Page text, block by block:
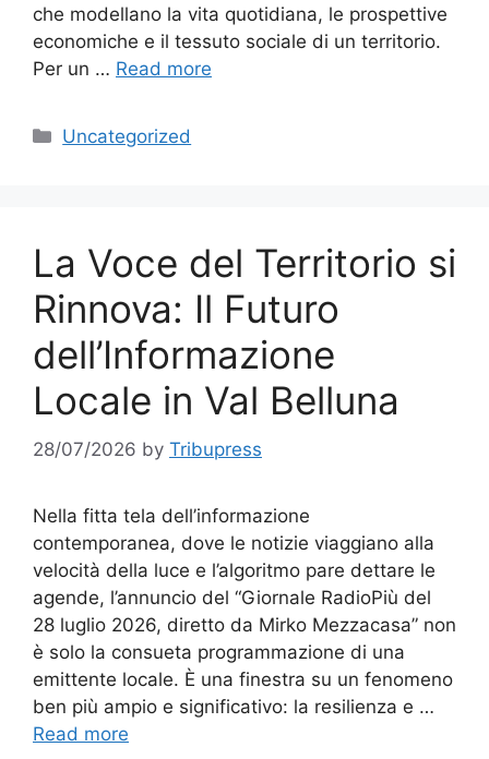
che modellano la vita quotidiana, le prospettive
economiche e il tessuto sociale di un territorio.
Per un … Read more
Categories
Uncategorized
La Voce del Territorio si
Rinnova: Il Futuro
dell’Informazione
Locale in Val Belluna
28/07/2026 by Tribupress
Nella fitta tela dell’informazione
contemporanea, dove le notizie viaggiano alla
velocità della luce e l’algoritmo pare dettare le
agende, l’annuncio del “Giornale RadioPiù del
28 luglio 2026, diretto da Mirko Mezzacasa” non
è solo la consueta programmazione di una
emittente locale. È una finestra su un fenomeno
ben più ampio e significativo: la resilienza e …
Read more